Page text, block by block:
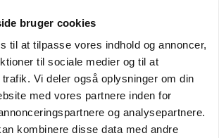
bruger cookies
til at tilpasse vores indhold og annoncer,
til sociale medier og til at
Vi deler også oplysninger om din
med vores partnere inden for
og analysepartnere.
kombinere disse data med andre